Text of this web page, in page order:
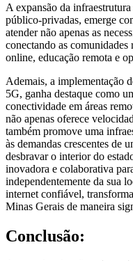
A expansão da
público-privadas, emerge
atender não apenas as
conectando as
online, educação remota e
Ademais, a implementação
5G, ganha destaque como
conectividade em áreas
não apenas oferece
também promove uma
às demandas crescentes de
desbravar o interior do
inovadora e colaborativa
independentemente da sua
internet confiável,
Minas Gerais de maneira
Conclusão: